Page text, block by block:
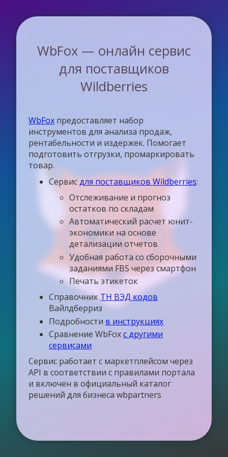
WbFox — онлайн сервис
для поставщиков
Wildberries
WbFox предоставляет набор
инструментов для анализа продаж,
рентабельности и издержек. Помогает
подготовить отгрузки, промаркировать
товар.
Сервисдля поставщиков Wildberries:
Отслеживание и прогноз
остатков по складам
Автоматический расчет юнит-
экономики на основе
детализации отчетов
Удобная работа со сборочными
заданиями FBS через смартфон
Печать этикеток
Справочник ТН ВЭД кодов
Вайлдберриз
Подробности в инструкциях
Сравнение WbFoxс другими
сервисами
Сервис работает с маркетплейсом через
API в соответствии с правилами портала
и включен в официальный каталог
решений для бизнеса wbpartners